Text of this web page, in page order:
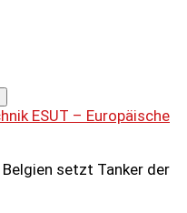
ESUT – Europäische
Belgien setzt Tanker der